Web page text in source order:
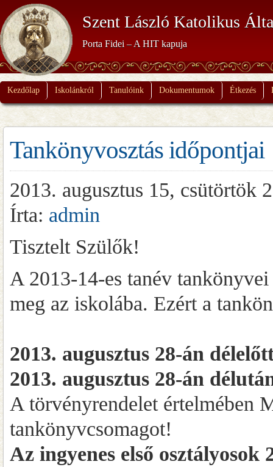
Szent László Katolikus
Porta Fidei – A HIT kapuja
Kezdőlap Iskolánkról Tanulóink Dokumentumok Étkezés
Tankönyvosztás időpontjai
2013. augusztus 15, csütörtök
Írta: admin
Tisztelt Szülők!
A 2013-14-es tanév
meg az iskolába. Ezért a
2013. augusztus 28-án
2013. augusztus 28-án
A törvényrendelet értelmében
tankönyvcsomagot!
Az ingyenes első